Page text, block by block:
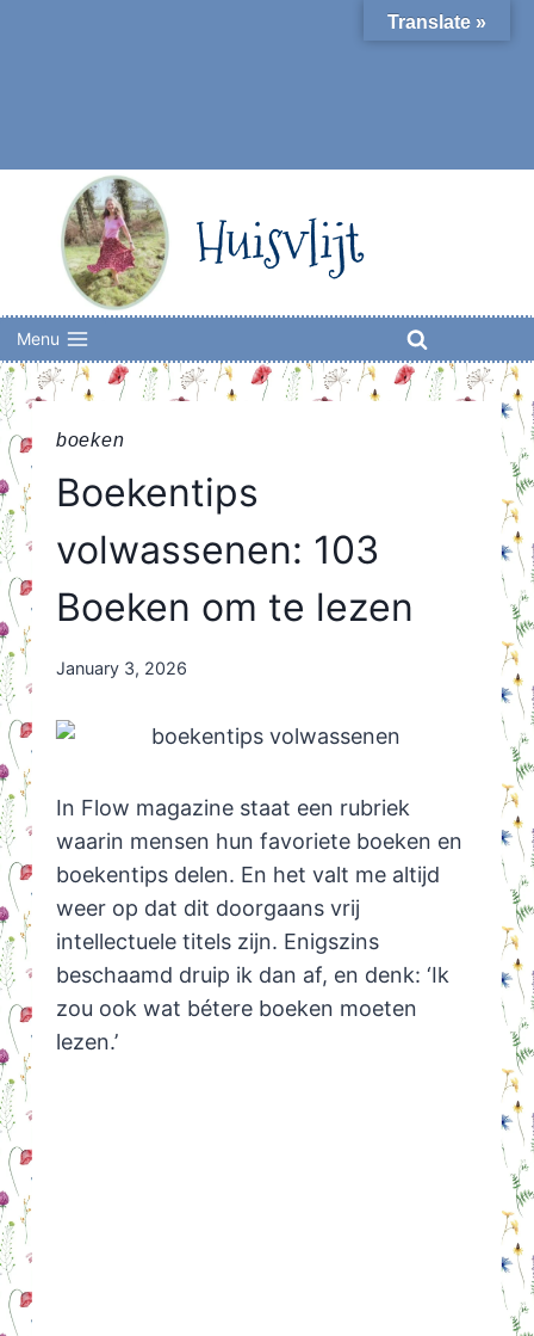
Huisvlijt
Menu
boeken
Boekentips
volwassenen: 103
Boeken om te lezen
By
Orriëns
January 3, 2026
In Flow magazine staat een rubriek
waarin mensen hun favoriete boeken en
boekentips delen. En het valt me altijd
weer op dat dit doorgaans vrij
intellectuele titels zijn. Enigszins
beschaamd druip ik dan af, en denk: ‘Ik
zou ook wat bétere boeken moeten
lezen.’
Translate »